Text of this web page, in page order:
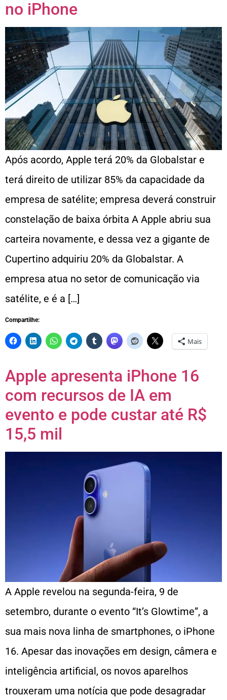
no iPhone
Após acordo, Apple terá 20% da Globalstar e
terá direito de utilizar 85% da capacidade da
empresa de satélite; empresa deverá construir
constelação de baixa órbita A Apple abriu sua
carteira novamente, e dessa vez a gigante de
Cupertino adquiriu 20% da Globalstar. A
empresa atua no setor de comunicação via
satélite, e é a […]
Compartilhe:
Mais
Apple apresenta iPhone 16
com recursos de IA em
evento e pode custar até R$
15,5 mil
A Apple revelou na segunda-feira, 9 de
setembro, durante o evento “It’s Glowtime”, a
sua mais nova linha de smartphones, o iPhone
16. Apesar das inovações em design, câmera e
inteligência artificial, os novos aparelhos
trouxeram uma notícia que pode desagradar